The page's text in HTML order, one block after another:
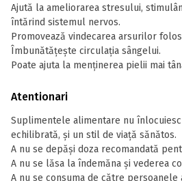
Ajută la ameliorarea stresului,
întărind sistemul nervos.
Promovează vindecarea arsurilor
Îmbunătățește circulația sângelui.
Poate ajuta la menținerea pielii mai
Atentionari
Suplimentele alimentare nu
echilibrată, și un stil de viață sănătos.
A nu se depăși doza recomandată
A nu se lăsa la îndemăna și vederea
A nu se consuma de către